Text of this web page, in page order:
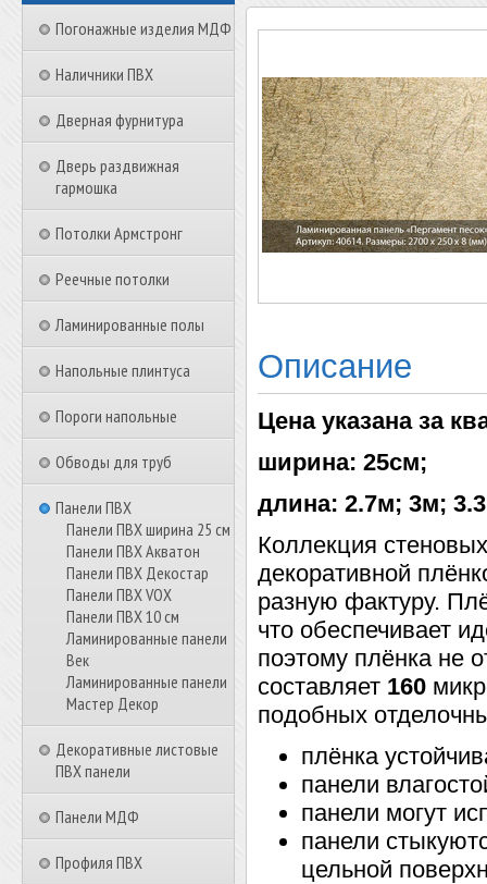
Погонажные изделия МДФ
Наличники ПВХ
Дверная фурнитура
Дверь раздвижная
гармошка
Потолки Армстронг
Реечные потолки
Ламинированные полы
Напольные плинтуса
Пороги напольные
Обводы для труб
Панели ПВХ
Панели ПВХ ширина 25 см
Панели ПВХ Акватон
Панели ПВХ Декостар
Панели ПВХ VOX
Панели ПВХ 10 см
Ламинированные панели
Век
Ламинированные панели
Мастер Декор
Декоративные листовые
ПВХ панели
Панели МДФ
Профиля ПВХ
Описание
Цена указана за
ширина: 25см;
длина: 2.7м; 3м;
Коллекция
декоративной
разную фактуру.
что обеспечивает
поэтому плёнка не
составляет 160
подобных
плёнка
панели
панели могут
панели
цельной